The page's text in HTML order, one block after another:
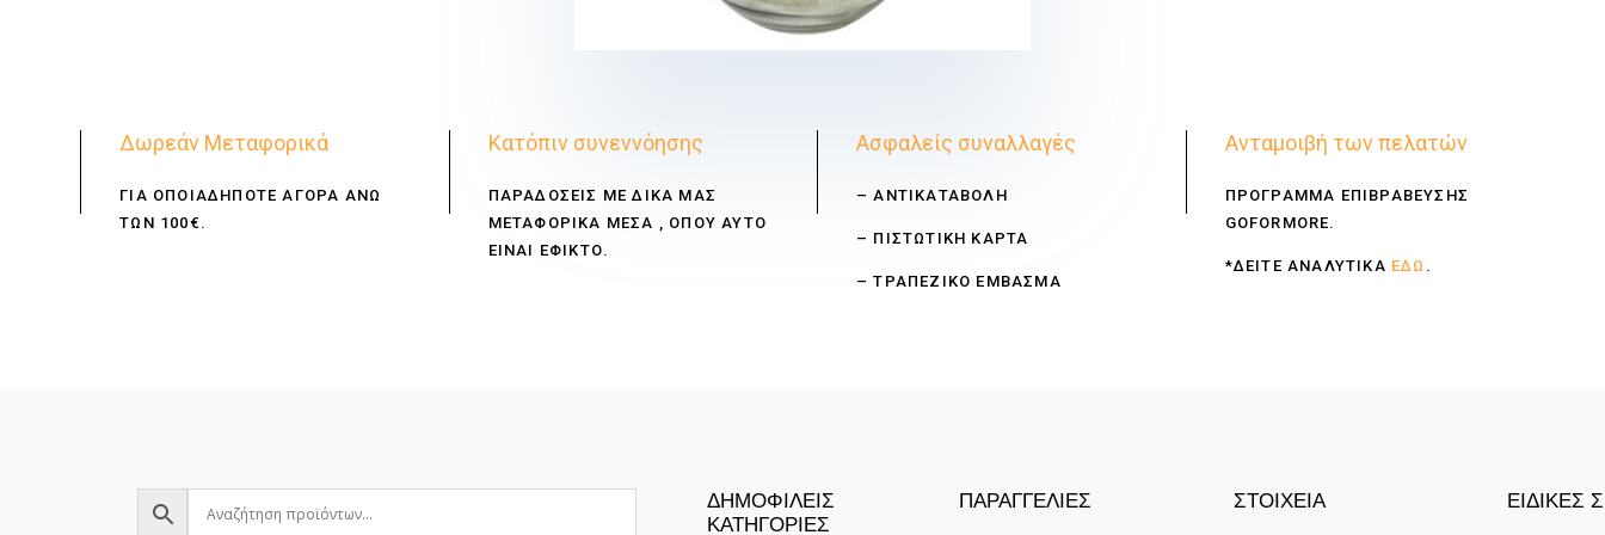
Δωρεάν Μεταφορικά
ΓΙΑ ΟΠΟΙΑΔΗΠΟΤΕ ΑΓΟΡΑ ΑΝΩ
ΤΩΝ 100€.
Κατόπιν συνεννόησης
ΠΑΡΑΔΟΣΕΙΣ ΜΕ ΔΙΚΑ ΜΑΣ
ΜΕΤΑΦΟΡΙΚΑ ΜΕΣΑ , ΟΠΟΥ ΑΥΤΟ
ΕΙΝΑΙ ΕΦΙΚΤΟ.
Ασφαλείς συναλλαγές
– ΑΝΤΙΚΑΤΑΒΟΛΗ
– ΠΙΣΤΩΤΙΚΗ ΚΑΡΤΑ
– ΤΡΑΠΕΖΙΚΟ ΕΜΒΑΣΜΑ
Ανταμοιβή των πελατών
ΠΡΟΓΡΑΜΜΑ ΕΠΙΒΡΑΒΕΥΣΗΣ
GOFORMORE.
*ΔΕΙΤΕ ΑΝΑΛΥΤΙΚΑ ΕΔΩ .
ΔΗΜΟΦΙΛΕΙΣ
ΚΑΤΗΓΟΡΙΕΣ
ΠΑΡΑΓΓΕΛΙΕΣ ΣΤΟΙΧΕΙΑ ΕΙΔΙΚΕΣ